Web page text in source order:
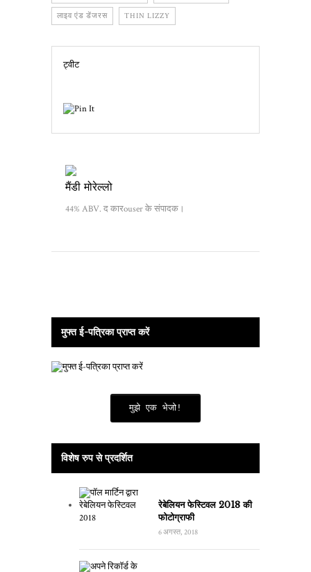
लाइव एंड डेंजरस THIN LIZZY
ट्वीट
मैंडी मोरेल्लो
44% ABV. द कारouser के संपादक।
मुफ्त ई-पत्रिका प्राप्त करें
मुझे एक भेजो!
विशेष रुप से प्रदर्शित
रेबेलियन फेस्टिवल 2018 की
फोटोग्राफी
6 अगस्त, 2018